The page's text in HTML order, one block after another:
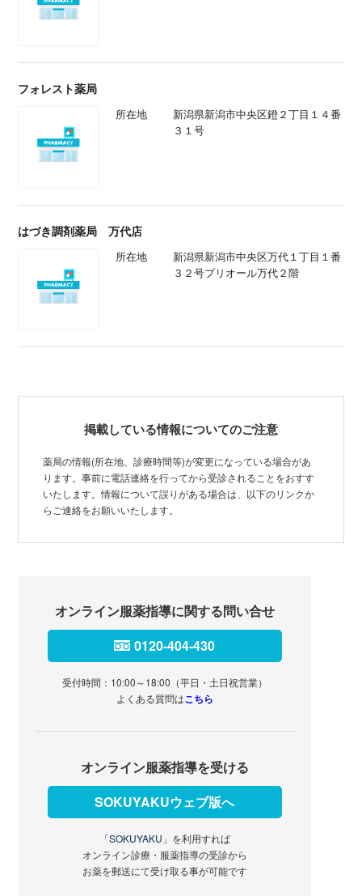
フォレスト薬局
所在地
新潟県新潟市中央区鐙２丁目１４番
３１号
はづき調剤薬局 万代店
所在地
新潟県新潟市中央区万代１丁目１番
３２号プリオール万代２階
掲載している情報についてのご注意
薬局の情報(所在地、診療時間等)が変更になっている場合があ
ります。事前に電話連絡を行ってから受診されることをおすす
いたします。情報について誤りがある場合は、以下のリンクか
らご連絡をお願いいたします。
オンライン服薬指導に関する問い合せ
0120-404-430
受付時間：10:00～18:00（平日・土日祝営業）
よくある質問はこちら
オンライン服薬指導を受ける
SOKUYAKUウェブ版へ
「SOKUYAKU」 を利用すれば
オンライン診療・服薬指導の受診から
お薬を郵送にて受け取る事が可能です